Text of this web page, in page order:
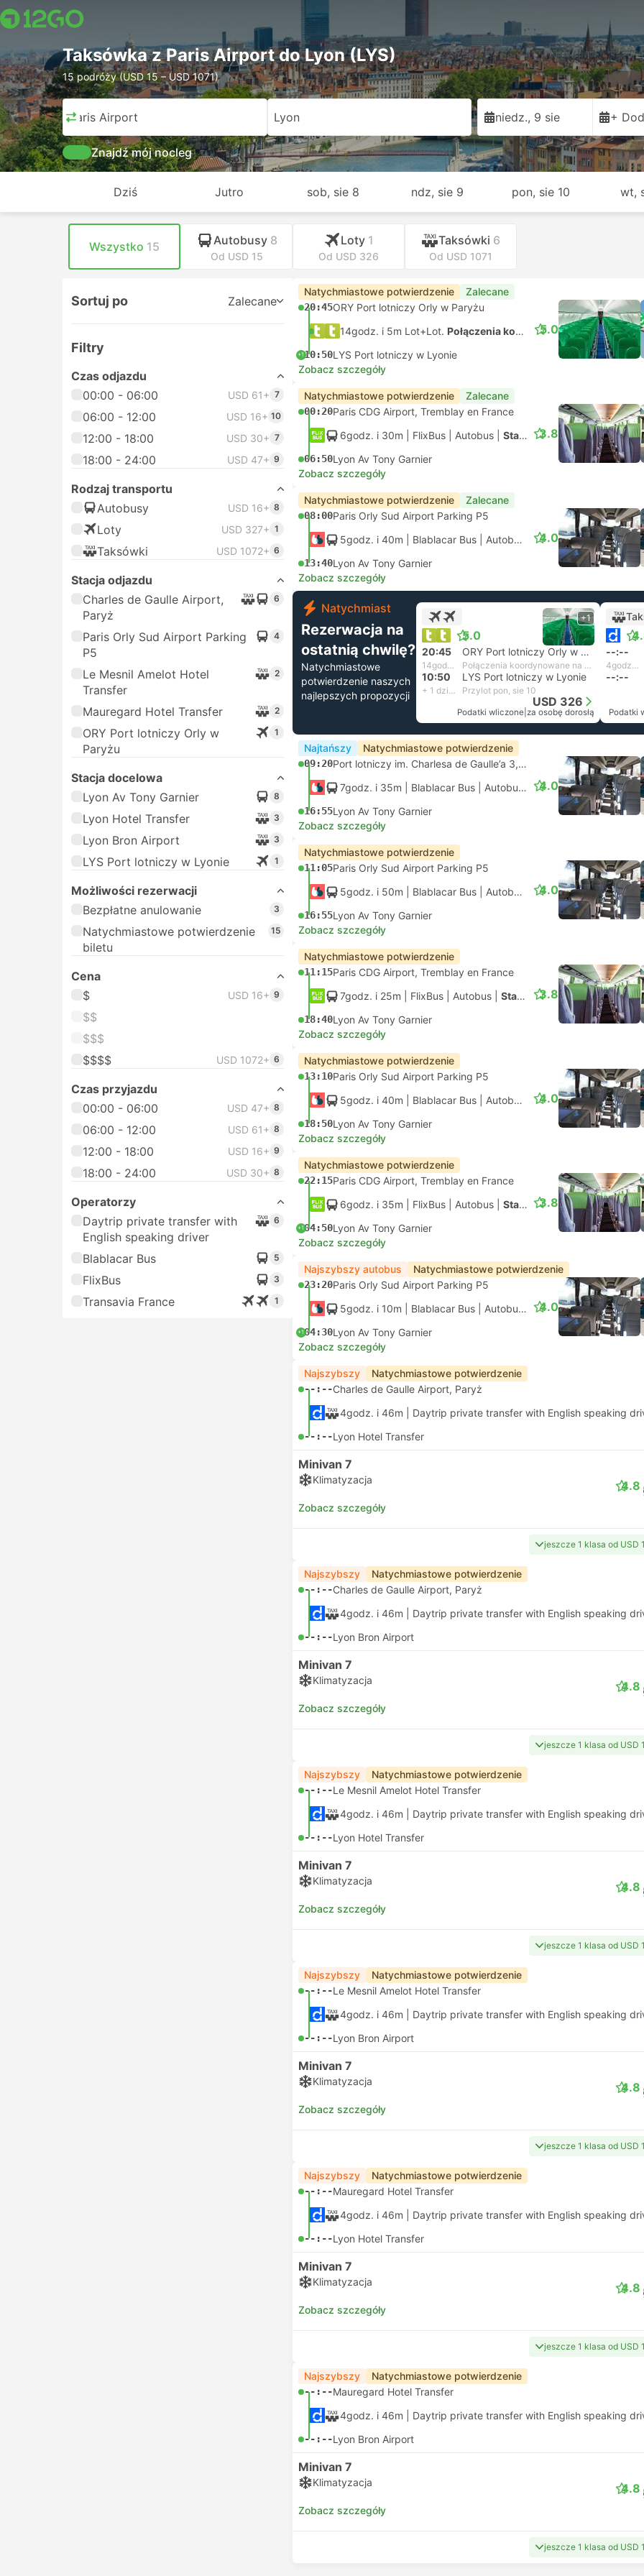
Taksówka z Paris Airport do Lyon (LYS)
15 podróży (USD 15 – USD 1071)
Paris Airport Lyon niedz., 9 sie +
Znajdź mój nocleg
Dziś Jutro sob, sie 8 ndz, sie 9 pon, sie 10 wt,
Wszystko 15 Autobusy 8
Od USD 15
Loty 1
Od USD 326
Taksówki 6
Od USD 1071
Sortuj po Zalecane
Filtry
Czas odjazdu
00:00 - 06:00
USD 61+ 7
06:00 - 12:00 USD 16+ 10
12:00 - 18:00 USD 30+ 7
18:00 - 24:00 USD 47+ 9
Rodzaj transportu
Autobusy
USD 16+ 8
Loty USD 327+ 1
Taksówki USD 1072+ 6
Stacja odjazdu
Charles de Gaulle Airport,
Paryż
6
Paris Orly Sud Airport Parking
P5
4
Le Mesnil Amelot Hotel
Transfer
2
Mauregard Hotel Transfer 2
ORY Port lotniczy Orly w
Paryżu
1
Stacja docelowa
Lyon Av Tony Garnier
8
Lyon Hotel Transfer 3
Lyon Bron Airport 3
LYS Port lotniczy w Lyonie 1
Możliwości rezerwacji
Bezpłatne anulowanie
3
Natychmiastowe potwierdzenie
biletu
15
Cena
$
USD 16+ 9
$$
$$$
$$$$
USD 1072+ 6
Czas przyjazdu
00:00 - 06:00
USD 47+ 8
06:00 - 12:00 USD 61+ 8
12:00 - 18:00 USD 16+ 9
18:00 - 24:00 USD 30+ 8
Operatorzy
Daytrip private transfer with
English speaking driver
6
Blablacar Bus 5
FlixBus 3
Transavia France 1
Natychmiastowe potwierdzenie Zalecane
20:45ORY Port lotniczy Orly w Paryżu
14godz. i 5m Lot+Lot. Połączenia koordynowane na własną rękę
+110:50LYS Port lotniczy w Lyonie
5.0
Zobacz szczegóły
Natychmiastowe potwierdzenie Zalecane
00:20Paris CDG Airport, Tremblay en France
6godz. i 30m | FlixBus Autobus Standard
06:50Lyon Av Tony Garnier
3.8
Zobacz szczegóły
Natychmiastowe potwierdzenie Zalecane
08:00Paris Orly Sud Airport Parking P5
5godz. i 40m | Blablacar Bus Autobus |Standard z
13:40Lyon Av Tony Garnier
4.0
Zobacz szczegóły
Natychmiast
Rezerwacja na
ostatnią chwilę?
Natychmiastowe
potwierdzenie naszych
najlepszych propozycji
5.0
+1
20:45 ORY Port lotniczy Orly w Paryżu
14godz. i 5m Połączenia koordynowane na własną rękę
10:50 LYS Port lotniczy w Lyonie
+ 1 dzień Przylot pon, sie 10
USD 326
Podatki wliczone za osobę dorosłą
--:--
4godz. i 46m
--:--
Podatki
Najtańszy Natychmiastowe potwierdzenie
09:20
Port lotniczy im. Charlesa de Gaulle’a 3, Paryż
7godz. i 35m | Blablacar Bus Autobus | Standard z
16:55Lyon Av Tony Garnier
4.0
Zobacz szczegóły
Natychmiastowe potwierdzenie
11:05Paris Orly Sud Airport Parking P5
5godz. i 50m | Blablacar Bus Autobus |Standard z
16:55Lyon Av Tony Garnier
4.0
Zobacz szczegóły
Natychmiastowe potwierdzenie
11:15Paris CDG Airport, Tremblay en France
7godz. i 25m | FlixBus Autobus Standard
18:40Lyon Av Tony Garnier
3.8
Zobacz szczegóły
Natychmiastowe potwierdzenie
13:10Paris Orly Sud Airport Parking P5
5godz. i 40m | Blablacar Bus Autobus |Standard z
18:50Lyon Av Tony Garnier
4.0
Zobacz szczegóły
Natychmiastowe potwierdzenie
22:15Paris CDG Airport, Tremblay en France
6godz. i 35m | FlixBus Autobus Standard
+104:50Lyon Av Tony Garnier
3.8
Zobacz szczegóły
Najszybszy autobus Natychmiastowe potwierdzenie
23:20Paris Orly Sud Airport Parking P5
5godz. i 10m | Blablacar Bus Autobus | Standard z
+104:30Lyon Av Tony Garnier
4.0
Zobacz szczegóły
Najszybszy Natychmiastowe potwierdzenie
--:--Charles de Gaulle Airport, Paryż
4godz. i 46m | Daytrip private transfer with English speaking
--:--Lyon Hotel Transfer
Minivan 7
Klimatyzacja
Zobacz szczegóły
4.8
jeszcze 1 klasa od USD
Najszybszy Natychmiastowe potwierdzenie
--:--Charles de Gaulle Airport, Paryż
4godz. i 46m | Daytrip private transfer with English speaking
--:--Lyon Bron Airport
Minivan 7
Klimatyzacja
Zobacz szczegóły
4.8
jeszcze 1 klasa od USD
Najszybszy Natychmiastowe potwierdzenie
--:--Le Mesnil Amelot Hotel Transfer
4godz. i 46m | Daytrip private transfer with English speaking
--:--Lyon Hotel Transfer
Minivan 7
Klimatyzacja
Zobacz szczegóły
4.8
jeszcze 1 klasa od USD
Najszybszy Natychmiastowe potwierdzenie
--:--Le Mesnil Amelot Hotel Transfer
4godz. i 46m | Daytrip private transfer with English speaking
--:--Lyon Bron Airport
Minivan 7
Klimatyzacja
Zobacz szczegóły
4.8
jeszcze 1 klasa od USD
Najszybszy Natychmiastowe potwierdzenie
--:--Mauregard Hotel Transfer
4godz. i 46m | Daytrip private transfer with English speaking
--:--Lyon Hotel Transfer
Minivan 7
Klimatyzacja
Zobacz szczegóły
4.8
jeszcze 1 klasa od USD
Najszybszy Natychmiastowe potwierdzenie
--:--Mauregard Hotel Transfer
4godz. i 46m | Daytrip private transfer with English speaking
--:--Lyon Bron Airport
Minivan 7
Klimatyzacja
Zobacz szczegóły
4.8
jeszcze 1 klasa od USD